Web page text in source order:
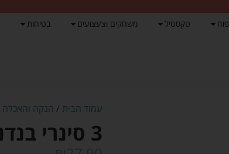
טקסטיל משחקים וצעצועים בטיחות
עמוד הבית / הנקה והאכלה
3 סינרי בנדנה מוקה – Lorens